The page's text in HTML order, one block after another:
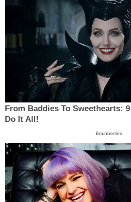
From Baddies To Sweethearts:
Do It All!
Brainberries